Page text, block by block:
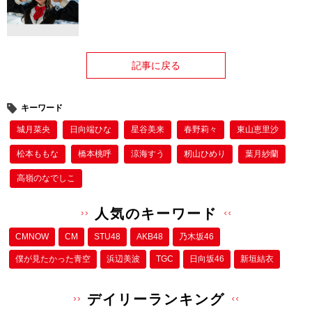
記事に戻る
キーワード
城月菜央 日向端ひな 星谷美来 春野莉々 東山恵里沙
松本ももな 橋本桃呼 涼海すう 籾山ひめり 葉月紗蘭
高嶺のなでしこ
人気のキーワード
CMNOW CM STU48 AKB48 乃木坂46
僕が⾒たかった⻘空 浜辺美波 TGC 日向坂46 新垣結衣
デイリーランキング